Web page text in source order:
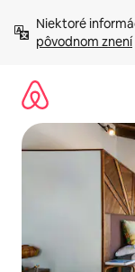
obsah.
Niektoré
pôvodnom znení